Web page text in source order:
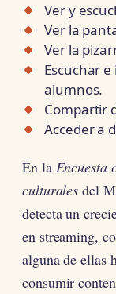
Ver y
Ver la
Ver la
Escuchar
alumnos.
Compartir
Acceder a
En la Encuesta
culturales del
detecta un
en streaming,
alguna de ellas
consumir